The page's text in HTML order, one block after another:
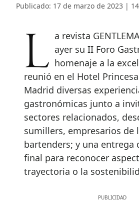
Publicado: 17 de marzo de 2023 |
La revista GENTLEMAN celebró ayer su II Foro
homenaje a la
reunió en el Hotel
Madrid diversas
gastronómicas junto a
sectores relacionados,
sumillers, empresarios de
bartenders; y una entrega
final para reconocer
trayectoria o la